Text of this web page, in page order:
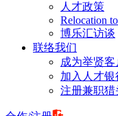
人才政策
Relocation
博乐汇访谈
联络我们
成为举贤客
加入人才银
注册兼职猎